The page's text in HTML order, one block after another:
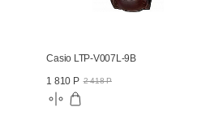
Casio LTP-V007L-9B
1 810 Р 2 418 Р